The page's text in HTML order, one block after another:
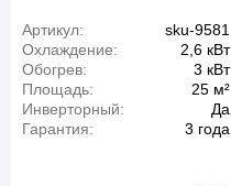
Артикул:
sku-9581
Охлаждение:
2,6 кВт
Обогрев:
3 кВт
Площадь:
25 м²
Инверторный:
Да
Гарантия:
3 года